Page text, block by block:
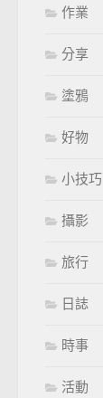
作業
分享
塗鴉
好物
小技巧
攝影
旅行
日誌
時事
活動